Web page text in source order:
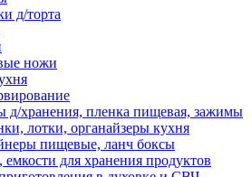
д/торта
ножи
д/хранения, пленка пищевая, зажимы
лотки, органайзеры кухня
пищевые, ланч боксы
емкости для хранения продуктов